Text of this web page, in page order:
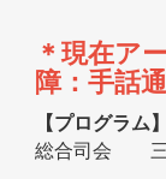
＊現在ア
障：手話
【プログラム】
総合司会 三